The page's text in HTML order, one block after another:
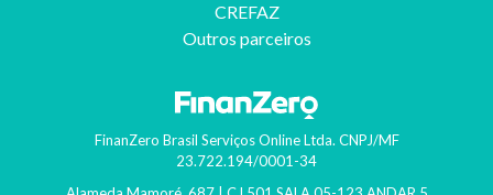
CREFAZ
Outros parceiros
FinanZero Brasil Serviços Online Ltda. CNPJ/MF
23.722.194/0001-34